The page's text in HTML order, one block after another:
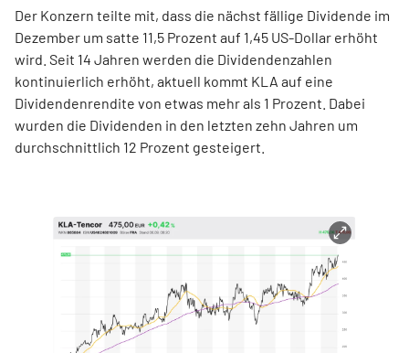
Der Konzern teilte mit, dass die nächst fällige Dividende im
Dezember um satte 11,5 Prozent auf 1,45 US-Dollar erhöht
wird. Seit 14 Jahren werden die Dividendenzahlen
kontinuierlich erhöht, aktuell kommt KLA auf eine
Dividendenrendite von etwas mehr als 1 Prozent. Dabei
wurden die Dividenden in den letzten zehn Jahren um
durchschnittlich 12 Prozent gesteigert.